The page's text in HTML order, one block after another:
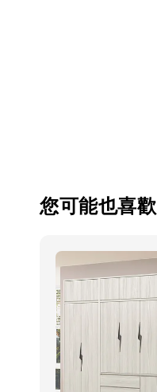
您可能也喜歡